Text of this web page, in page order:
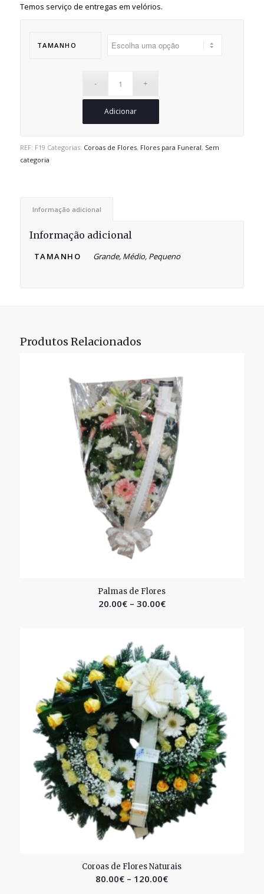
Temos serviço de entregas em velórios.
TAMANHO
Adicionar
REF: F19 Categorias: Coroas de Flores, Flores para Funeral, Sem
categoria
Informação adicional
Informação adicional
TAMANHO Grande, Médio, Pequeno
Produtos Relacionados
Palmas de Flores
20.00€– 30.00€
Coroas de Flores Naturais
80.00€ – 120.00€